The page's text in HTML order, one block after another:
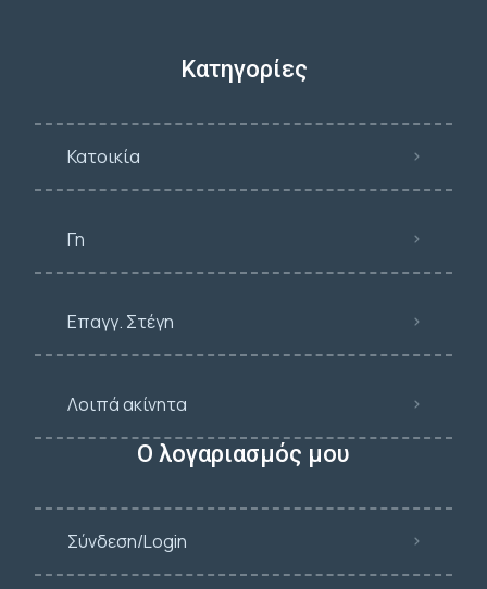
Κατηγορίες
Κατοικία
Γη
Επαγγ. Στέγη
Λοιπά ακίνητα
Ο λογαριασμός μου
Σύνδεση/Login